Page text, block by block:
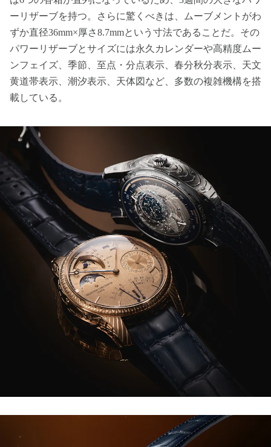
ーリザーブを持つ。さらに驚くべきは、ムーブメントがわ
ずか直径36mm×厚さ8.7mmという寸法であることだ。その
パワーリザーブとサイズには永久カレンダーや高精度ムー
ンフェイズ、季節、至点・分点表示、春分秋分表示、天文
黄道帯表示、潮汐表示、天体図など、多数の複雑機構を搭
載している。